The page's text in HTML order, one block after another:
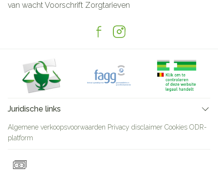
van wachtVoorschrift Zorgtarieven
Juridische links
Algemene verkoopsvoorwaarden Privacy disclaimer Cookies ODR-
platform